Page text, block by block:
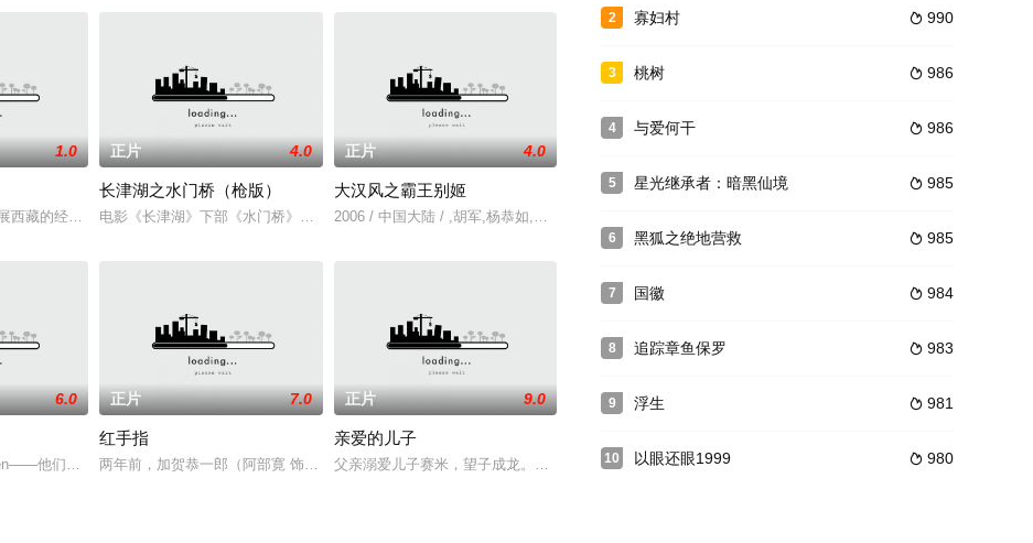
小学教师易明堂（易志兵 饰）不忍这些孩子重蹈父辈的路，决定开办一所家庭幼儿园，教孩子们学文化，下岗的
1.0
西藏的经济，把北京和拉萨连接起来，中国人民解放军空军年轻的飞行员奉命开辟这个神秘的“空中禁区”。气象队的同志们首先出发了，他们去建
正片 4.0
长津湖之水门桥（枪版）
电影《长津湖》下部《水门桥》，聚焦七连接受新的任务：三炸水门桥。
正片 4.0
大汉风之霸王别姬
2006 / 中国大陆 / ,胡军,杨恭如,吴倩莲,辛明,肖荣生
所得也只是勉强能够填补家中的开支，然而，生活即便如此艰难，但智辉依旧坚持着他善良做人乐观向上的精神
6.0
他们共同喜爱的女子，并且约定不用传媒手段，只是单纯依靠自己的力量去寻找，最后的赢家可以与karen在一起。然而在寻找的过程中
正片 7.0
红手指
两年前，加贺恭一郎（阿部寛 饰）尚为练马警署的一名刑警。适值此时，他的父亲（山崎努 饰）病重住院，加贺却从未探望，父子间的隔膜难以打
正片 9.0
亲爱的儿子
父亲溺爱儿子赛米，望子成龙。儿子面对升学压力，父亲十分忧心却也只能想尽办法帮助，直到有天儿子无声
2  990
寡妇村
3  986
桃树
4  986
与爱何干
5  985
星光继承者：暗黑仙境
6  985
黑狐之绝地营救
7  984
国徽
8  983
追踪章鱼保罗
9  981
浮生
10  980
以眼还眼1999